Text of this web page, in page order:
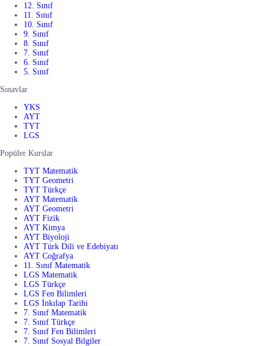
12. Sınıf
11. Sınıf
10. Sınıf
9. Sınıf
8. Sınıf
7. Sınıf
6. Sınıf
5. Sınıf
Sınavlar
YKS
AYT
TYT
LGS
Popüler Kurslar
TYT Matematik
TYT Geometri
TYT Türkçe
AYT Matematik
AYT Geometri
AYT Fizik
AYT Kimya
AYT Biyoloji
AYT Türk Dili ve Edebiyatı
AYT Coğrafya
11. Sınıf Matematik
LGS Matematik
LGS Türkçe
LGS Fen Bilimleri
LGS İnkılap Tarihi
7. Sınıf Matematik
7. Sınıf Türkçe
7. Sınıf Fen Bilimleri
7. Sınıf Sosyal Bilgiler